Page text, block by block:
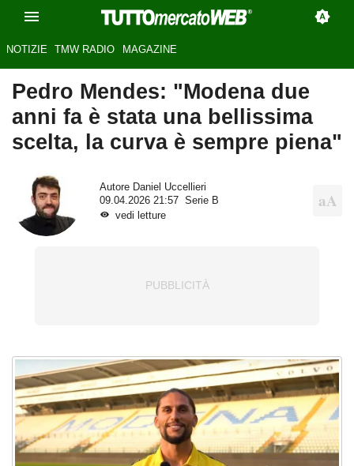
NOTIZIE TMW RADIO MAGAZINE
Pedro Mendes: "Modena due
anni fa è stata una bellissima
scelta, la curva è sempre piena"
Autore Daniel Uccellieri
09.04.2026 21:57
Serie B
vedi letture